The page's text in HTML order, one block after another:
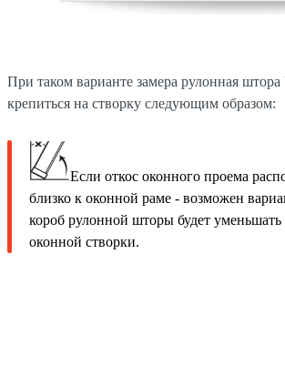
При таком варианте замера рулонная
крепиться на створку следующим образом:
Если откос оконного проема
близко к оконной раме - возможен
короб рулонной шторы будет уменьшать
оконной створки.